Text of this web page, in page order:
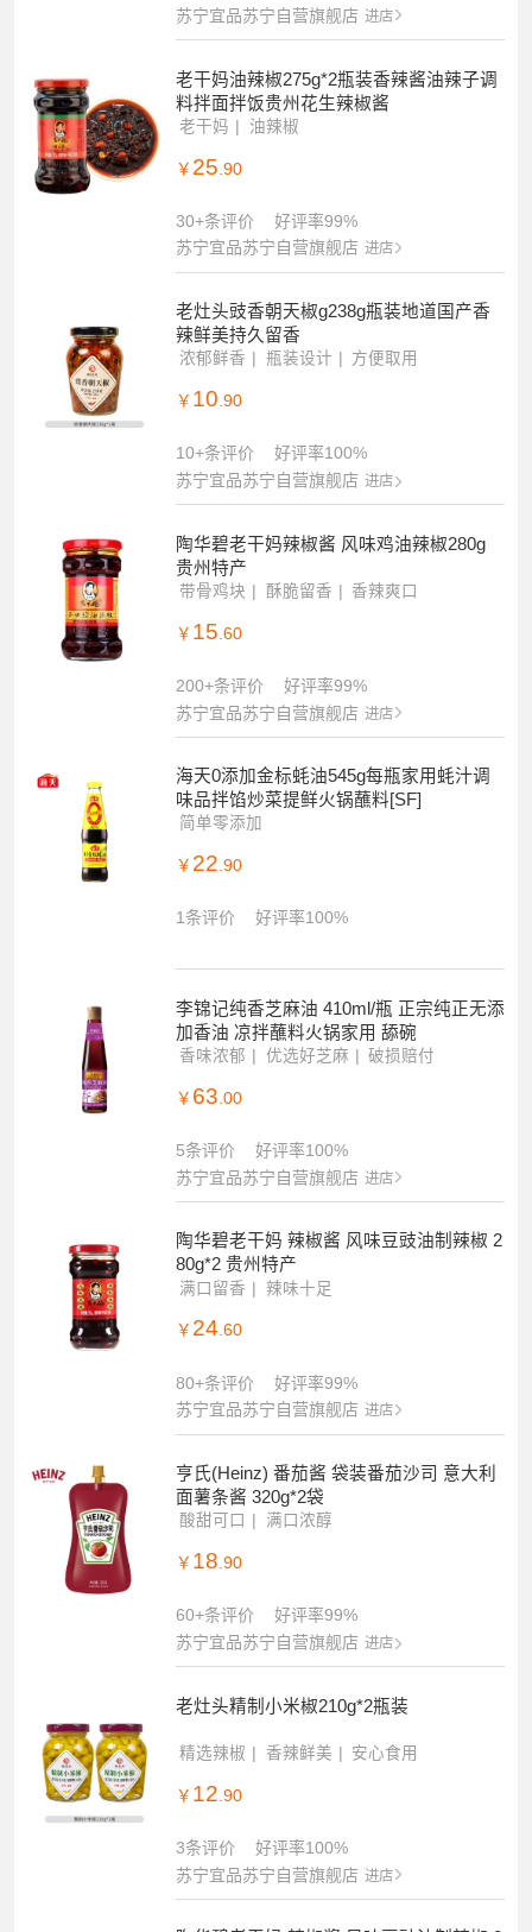
苏宁宜品苏宁自营旗舰店 进店
老干妈油辣椒275g*2瓶装香辣酱油辣子调
料拌面拌饭贵州花生辣椒酱
老干妈 油辣椒
￥ 25 .90
30+条评价
好评率99%
苏宁宜品苏宁自营旗舰店 进店
老灶头豉香朝天椒g238g瓶装地道国产香
辣鲜美持久留香
浓郁鲜香 瓶装设计 方便取用
￥ 10.90
10+条评价
好评率100%
苏宁宜品苏宁自营旗舰店 进店
陶华碧老干妈辣椒酱 风味鸡油辣椒280g
贵州特产
带骨鸡块 酥脆留香 香辣爽口
￥ 15 .60
200+条评价
好评率99%
苏宁宜品苏宁自营旗舰店 进店
海天0添加金标蚝油545g每瓶家用蚝汁调
味品拌馅炒菜提鲜火锅蘸料[SF]
简单零添加
￥ 22.90
1条评价 好评率100%
李锦记纯香芝麻油 410ml/瓶 正宗纯正无添
加香油 凉拌蘸料火锅家用 舔碗
香味浓郁 优选好芝麻 破损赔付
￥ 63 .00
5条评价
好评率100%
苏宁宜品苏宁自营旗舰店 进店
陶华碧老干妈 辣椒酱 风味豆豉油制辣椒 2
80g*2 贵州特产
满口留香 辣味十足
￥ 24.60
80+条评价
好评率99%
苏宁宜品苏宁自营旗舰店 进店
亨氏(Heinz) 番茄酱 袋装番茄沙司 意大利
面薯条酱 320g*2袋
酸甜可口 满口浓醇
￥ 18.90
60+条评价
好评率99%
苏宁宜品苏宁自营旗舰店 进店
老灶头精制小米椒210g*2瓶装
精选辣椒 香辣鲜美 安心食用
￥ 12 .90
3条评价
好评率100%
苏宁宜品苏宁自营旗舰店 进店